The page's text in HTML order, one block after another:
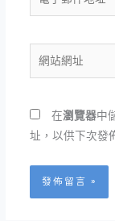
子
*
址
在瀏覽器中
址，以供下次發